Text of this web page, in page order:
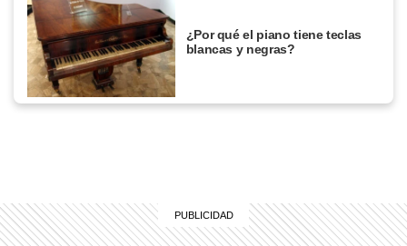
¿Por qué el piano tiene teclas
blancas y negras?